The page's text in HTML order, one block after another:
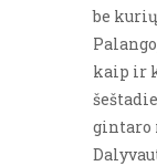
be
kaip ir
gintaro